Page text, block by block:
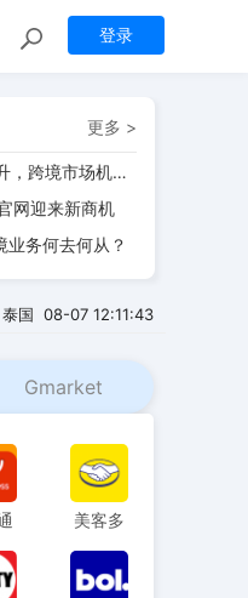
登录
更多 >
业务何去何从？
市场再添劲旅
市场机遇几何？
网迎来新商机
业务何去何从？
境电商新势力崛起
销攀升新趋势
泰国08-07 12:11:44
Gmarket
美客多